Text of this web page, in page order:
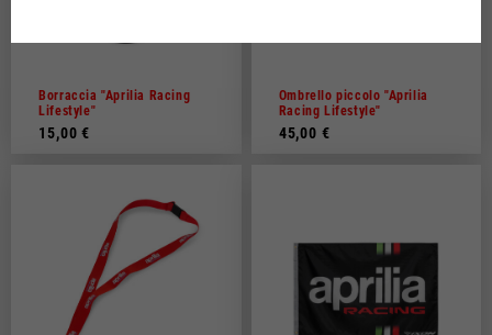
Borraccia "Aprilia Racing
Lifestyle"
15,00 €
Ombrello piccolo "Aprilia
Racing Lifestyle"
45,00 €
Francese